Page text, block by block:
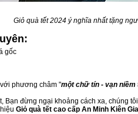
Giỏ quà tết 2024 ý nghĩa nhất tặng
gốc
phương châm "một chữ tín - vạn niềm
Bạn đừng ngại khoảng cách xa, chúng
Giỏ quà tết cao cấp An Minh Kiên